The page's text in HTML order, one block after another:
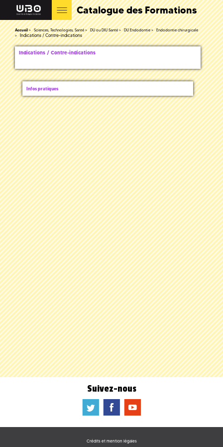
Catalogue des Formations
Accueil Sciences, Technologies, Santé DU ou DIU Santé DU Endodontie Endodontie chirurgicale
Indications / Contre-indications
Indications / Contre-indications
Infos pratiques
Suivez-nous
a b f
Crédits et mention légales